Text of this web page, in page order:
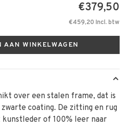
€379,50
€459,20 Incl. btw
AAN WINKELWAGEN
over een stalen frame, dat is
coating. De zitting en rug
of 100% leer naar